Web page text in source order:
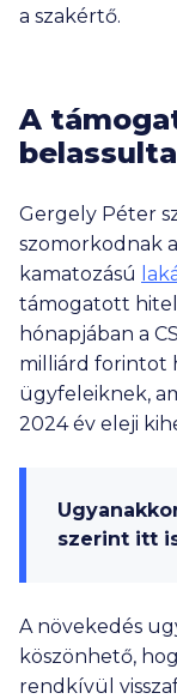
a szakértő.
A
Gergely Péter
szomorkodnak
kamatozású
támogatott
hónapjában a
milliárd forintot
ügyfeleiknek,
2024 év eleji
szerint itt
A növekedés
köszönhető,
rendkívül